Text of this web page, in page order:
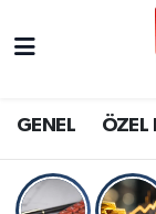
GENEL ÖZEL